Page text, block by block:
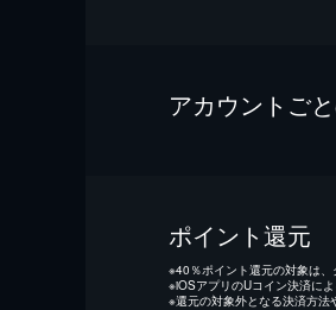
アカウントご
ポイント還元
※40％ポイント還元の対象は、
※iOSアプリのUコイン決済に
※還元の対象外となる決済方法